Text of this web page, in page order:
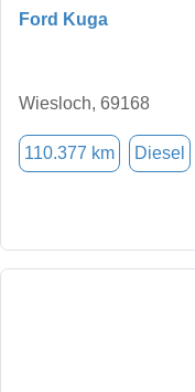
Ford Kuga
Wiesloch, 69168
110.377 km Diesel